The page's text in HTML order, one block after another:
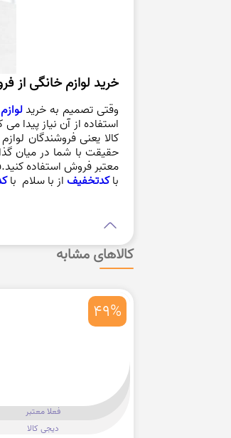
خرید لوازم خانگی از
وقتی تصمیم به خرید
استفاده از آن نیاز پیدا
کالا یعنی فروشندگان
حقیقت با شما در میان
معتبر فروش استفاده
باکدتخفیف از با سلام با
کالاهای مشابه
49%
فعلا معتبر
دیجی کالا